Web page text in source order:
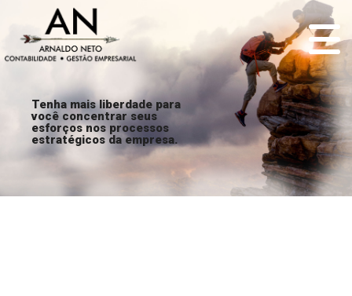
Tenha mais liberdade para
você concentrar seus
esforços nos processos
estratégicos da empresa.